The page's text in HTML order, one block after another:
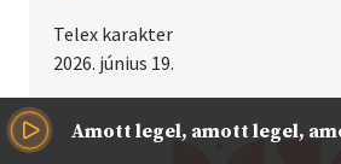
Telex karakter
2026. június 19.
Amott legel, amott legel,